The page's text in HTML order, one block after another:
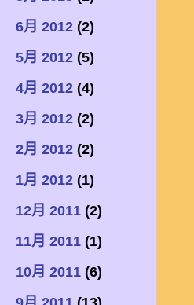
6月 2012 (2)
5月 2012 (5)
4月 2012 (4)
3月 2012 (2)
2月 2012 (2)
1月 2012 (1)
12月 2011 (2)
11月 2011 (1)
10月 2011 (6)